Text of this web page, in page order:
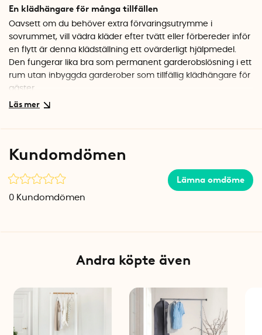
En klädhängare för många tillfällen
Oavsett om du behöver extra förvaringsutrymme i
sovrummet, vill vädra kläder efter tvätt eller förbereder inför
en flytt är denna klädställning ett ovärderligt hjälpmedel.
Den fungerar lika bra som permanent garderobslösning i ett
rum utan inbyggda garderober som tillfällig klädhängare för
gäster.
samlad på ett ställe, från skor till ytterkläder. Hyllan håller
Professionell kvalitet i förkromad metall
Tack vare de fyra svängbara hjulen rullar du enkelt stället
mellan rum eller ut på balkongen för vädring. Trots sin
robusta konstruktion är klädhängaren smidig att manövrera,
Kundomdömen
Lämna omdöme
0 Kundomdömen
Andra köpte även